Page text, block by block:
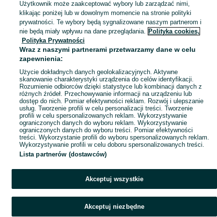
Użytkownik może zaakceptować wybory lub zarządzać nimi,
klikając poniżej lub w dowolnym momencie na stronie polityki
prywatności. Te wybory będą sygnalizowane naszym partnerom i
nie będą miały wpływu na dane przeglądania. Polityka cookies,
Polityka Prywatności
Wraz z naszymi partnerami przetwarzamy dane w celu
zapewnienia:
Użycie dokładnych danych geolokalizacyjnych. Aktywne
skanowanie charakterystyki urządzenia do celów identyfikacji.
Rozumienie odbiorców dzięki statystyce lub kombinacji danych z
różnych źródeł. Przechowywanie informacji na urządzeniu lub
dostęp do nich. Pomiar efektywności reklam. Rozwój i ulepszanie
usług. Tworzenie profili w celu personalizacji treści. Tworzenie
profili w celu spersonalizowanych reklam. Wykorzystywanie
ograniczonych danych do wyboru reklam. Wykorzystywanie
ograniczonych danych do wyboru treści. Pomiar efektywności
treści. Wykorzystanie profili do wyboru spersonalizowanych reklam.
Wykorzystywanie profili w celu doboru spersonalizowanych treści.
Lista partnerów (dostawców)
Akceptuj wszystkie
Akceptuj niezbędne